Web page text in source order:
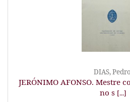
DIAS,
JERÓNIMO AFONSO. Mestre
no s [...]